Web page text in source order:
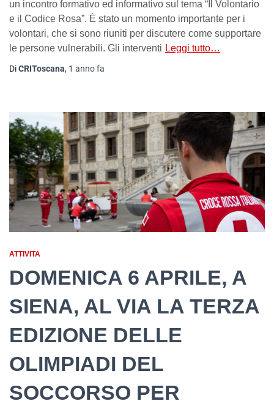
un incontro formativo ed informativo sul tema “Il Volontario
e il Codice Rosa”. È stato un momento importante per i
volontari, che si sono riuniti per discutere come supportare
le persone vulnerabili. Gli interventi Leggi tutto…
DiCRIToscana, 1 annofa
ATTIVITA
DOMENICA 6 APRILE, A
SIENA, AL VIA LA TERZA
EDIZIONE DELLE
OLIMPIADI DEL
SOCCORSO PER